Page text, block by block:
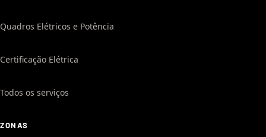
Quadros Elétricos e Potência
Certificação Elétrica
Todos os serviços
ZONAS